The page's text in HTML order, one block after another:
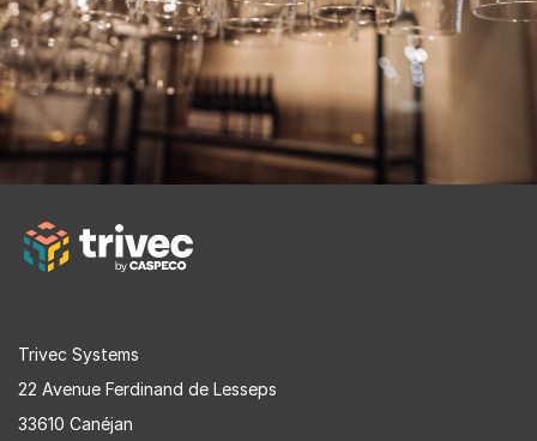
Trivec Systems
22 Avenue Ferdinand de Lesseps
33610 Canéjan